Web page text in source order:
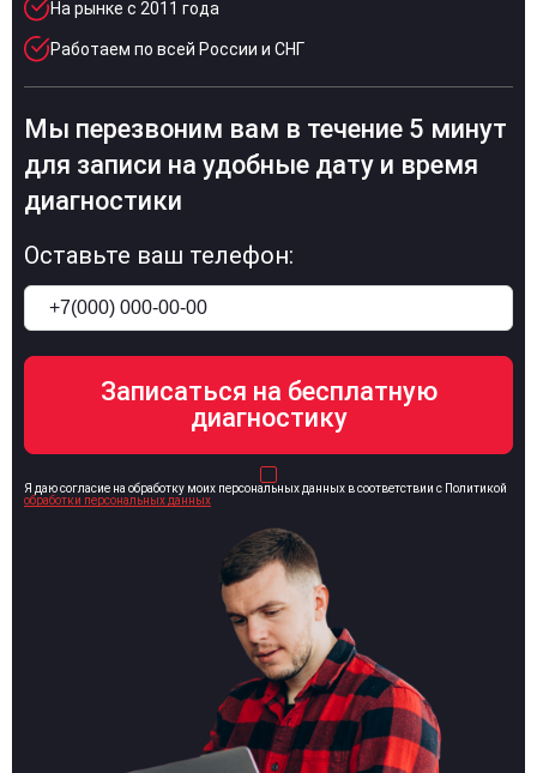
На рынке с 2011 года
Работаем по всей России и СНГ
Мы перезвоним вам в течение 5 минут
для записи на удобные дату и время
диагностики
Оставьте ваш телефон:
Я даю согласие на обработку моих персональных данных в соответствии с Политикой
обработки персональных данных